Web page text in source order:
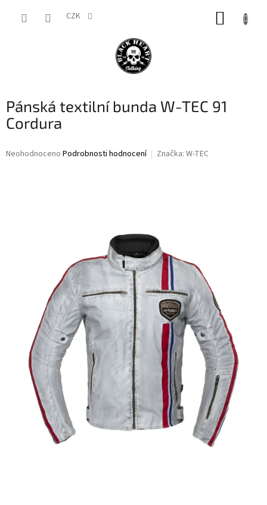
CZK
Pánská textilní bunda W-TEC 91
Cordura
Průměrné
Neohodnoceno Podrobnosti hodnocení Značka: W-TEC